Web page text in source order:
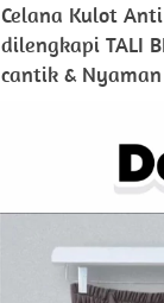
Celana Kulot
dilengkapi TALI
cantik &